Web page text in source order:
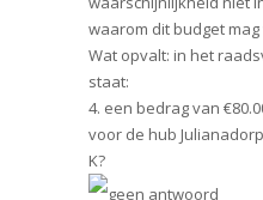
waarom dit budget
Wat opvalt: in het
staat:
4. een bedrag van
voor de hub
K?
geen antwoord